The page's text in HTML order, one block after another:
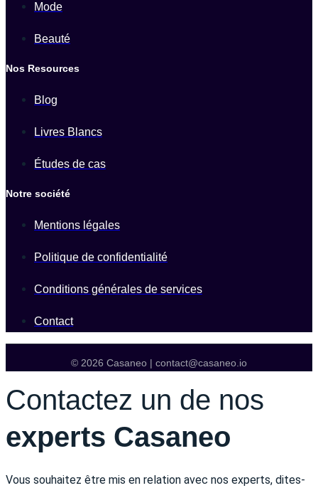
Mode
Beauté
Nos Resources
Blog
Livres Blancs
Études de cas
Notre société
Mentions légales
Politique de confidentialité
Conditions générales de services
Contact
© 2026 Casaneo | contact@casaneo.io
Contactez un de nos
experts Casaneo
Vous souhaitez être mis en relation avec nos experts, dites-